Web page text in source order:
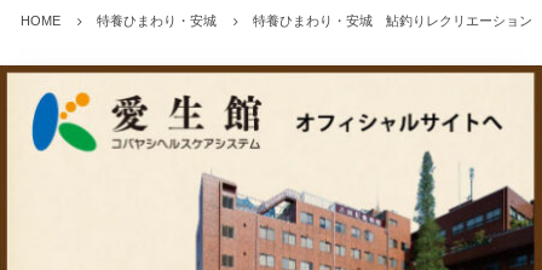
HOME 特養ひまわり・安城 特養ひまわり・安城 鮎釣りレクリエーション